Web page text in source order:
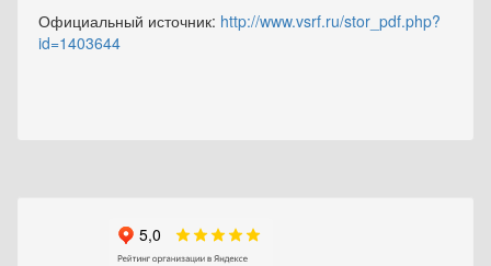
Официальный источник: http://www.vsrf.ru/stor_pdf.php?
id=1403644